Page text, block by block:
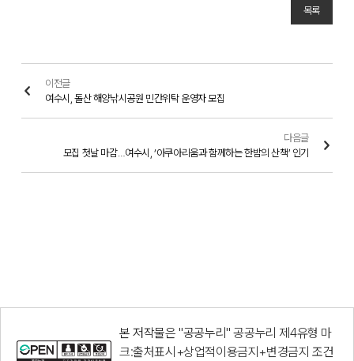
목록
이전글
여수시, 돌산 해양낚시공원 민간위탁 운영자 모집
다음글
모집 첫날 마감…여수시, ‘아쿠아리움과 함께하는 한밤의 산책’ 인기
본 저작물은 "공공누리"공공누리 제4유형 마
크:출처표시+상업적이용금지+변경금지 조건